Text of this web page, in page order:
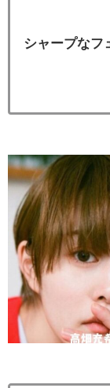
シャープなフ